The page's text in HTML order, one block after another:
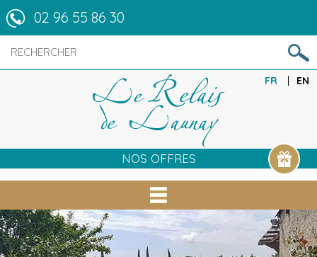
02 96 55 86 30
FR EN
NOS OFFRES